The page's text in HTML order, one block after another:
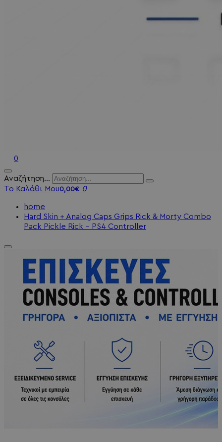
0
Αναζήτηση...
Το Καλάθι Μου0,00€ 0
home
Hard Skin + Analog Caps Grips Rick & Morty Combo
Pack Pickle Rick - PS4 Controller